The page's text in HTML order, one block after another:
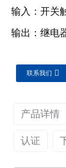
输入：开关
输出：继电
联系我们
产品详情
认证